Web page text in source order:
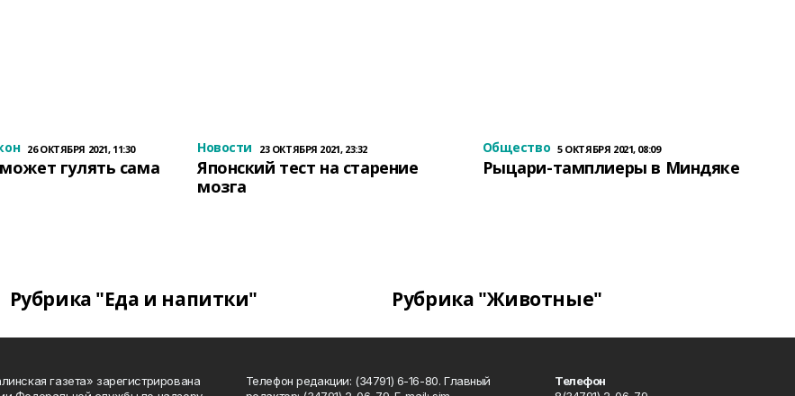
26 ОКТЯБРЯ 2021, 11:30
гулять сама
Новости 23 ОКТЯБРЯ 2021, 23:32
Японский тест на старение
мозга
Общество 5 ОКТЯБРЯ 2021, 08:09
Рыцари-тамплиеры в Миндяке
Рубрика "Еда и напитки" Рубрика "Животные"
газета» зарегистрирована
Телефон редакции: (34791) 6-16-80. Главный
Телефон